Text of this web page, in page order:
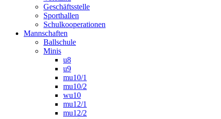
Geschäftsstelle
Sporthallen
Schulkooperationen
Mannschaften
Ballschule
Minis
u8
u9
mu10/1
mu10/2
wu10
mu12/1
mu12/2